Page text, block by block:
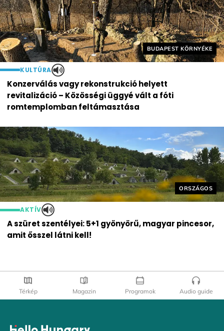
Helyszín címkék:
BUDAPEST KÖRNYÉKE
KULTÚRA
Konzerválás vagy rekonstrukció helyett
revitalizáció – Közösségi üggyé vált a fóti
romtemplomban feltámasztása
Helyszín
ORSZÁGOS
AKTÍV
A szüret szentélyei: 5+1 gyönyörű, magyar pincesor,
amit ősszel látni kell!
Térkép Magazin Programok Audio guide